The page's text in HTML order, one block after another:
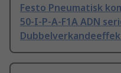
Festo Pneumatisk
50-I-P-A-F1A ADN